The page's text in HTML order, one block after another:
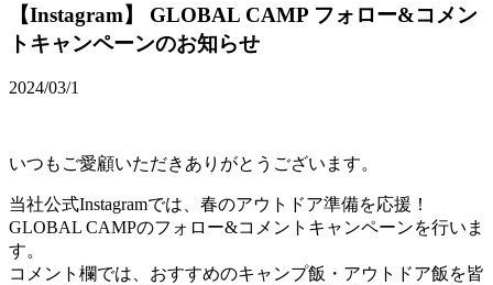
【Instagram】 GLOBAL CAMP フォロー&コメン
トキャンペーンのお知らせ
2024/03/1
いつもご愛顧いただきありがとうございます。
当社公式Instagramでは、春のアウトドア準備を応援！
GLOBAL CAMPのフォロー&コメントキャンペーンを行いま
す。
コメント欄では、おすすめのキャンプ飯・アウトドア飯を皆